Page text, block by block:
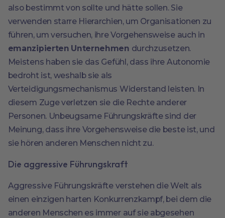
also bestimmt von sollte und hätte sollen. Sie
verwenden starre Hierarchien, um Organisationen zu
führen, um versuchen, ihre Vorgehensweise auch in
emanzipierten Unternehmen durchzusetzen.
Meistens haben sie das Gefühl, dass ihre Autonomie
bedroht ist, weshalb sie als
Verteidigungsmechanismus Widerstand leisten. In
diesem Zuge verletzen sie die Rechte anderer
Personen. Unbeugsame Führungskräfte sind der
Meinung, dass ihre Vorgehensweise die beste ist, und
sie hören anderen Menschen nicht zu.
Die aggressive Führungskraft
Aggressive Führungskräfte verstehen die Welt als
einen einzigen harten Konkurrenzkampf, bei dem die
anderen Menschen es immer auf sie abgesehen